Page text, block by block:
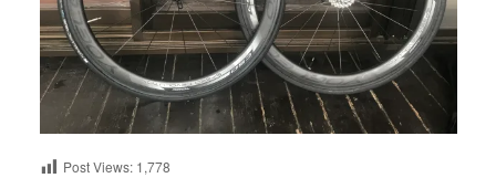
Post Views: 1,778